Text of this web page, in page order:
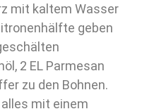
mit kaltem Wasser
geben
2 EL Parmesan
zu den Bohnen.
mit einem